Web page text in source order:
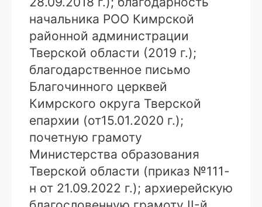
начальника РОО Кимрской
районной администрации
Тверской области (2019 г.);
благодарственное письмо
Благочинного церквей
Кимрского округа Тверской
епархии (от15.01.2020 г.);
почетную грамоту
Министерства образования
Тверской области (приказ №111-
н от 21.09.2022 г.); архиерейскую